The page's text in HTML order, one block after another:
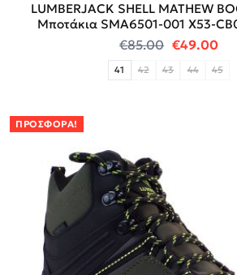
LUMBERJACK SHELL MATHEW
Μποτάκια SMA6501-001 X53-
€85.00 Original
€49.00Η
41 42 43 44 45
ΠΡΟΣΦΟΡΆ!